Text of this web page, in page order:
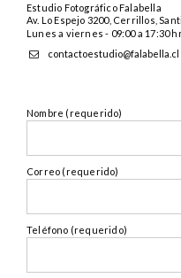
Estudio Fotográfico Falabella
Av. Lo Espejo 3200, Cerrillos,
Lunes a viernes - 09:00 a 17:30
contactoestudio@falabella.cl
Nombre (requerido)
Correo (requerido)
Teléfono (requerido)